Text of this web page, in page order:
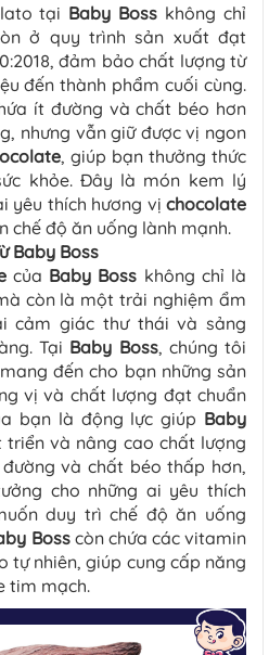
tại Baby Boss không chỉ
ở quy trình sản xuất đạt
đảm bảo chất lượng từ
đến thành phẩm cuối cùng.
ít đường và chất béo hơn
nhưng vẫn giữ được vị ngon
, giúp bạn thưởng thức
khỏe. Đây là món kem lý
yêu thích hương vị chocolate
chế độ ăn uống lành mạnh.
Baby Boss
của Baby Boss không chỉ là
còn là một trải nghiệm ẩm
cảm giác thư thái và sảng
Tại Baby Boss, chúng tôi
đến cho bạn những sản
vị và chất lượng đạt chuẩn
bạn là động lực giúp Baby
triển và nâng cao chất lượng
và chất béo thấp hơn,
cho những ai yêu thích
duy trì chế độ ăn uống
Bosscòn chứa các vitamin
tự nhiên, giúp cung cấp năng
tim mạch.